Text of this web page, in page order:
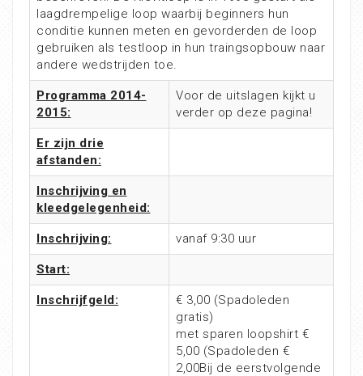
laagdrempelige loop waarbij beginners hun
conditie kunnen meten en gevorderden de loop
gebruiken als testloop in hun traingsopbouw naar
andere wedstrijden toe.
Programma 2014-
2015:
Voor de uitslagen kijkt u
verder op deze pagina!
Er zijn drie
afstanden:
Inschrijving en
kleedgelegenheid:
Inschrijving: vanaf 9:30 uur
Start:
Inschrijfgeld:
€ 3,00 (Spadoleden
gratis)
met sparen loopshirt €
5,00 (Spadoleden €
2,00Bij de eerstvolgende